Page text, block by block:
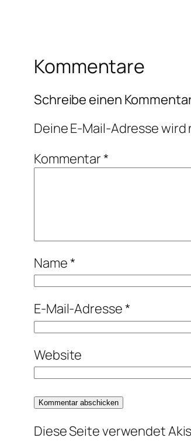
Kommentare
Schreibe einen
Deine E-Mail-Adresse
Kommentar*
Name*
E-Mail-Adresse*
Website
Diese Seite verwendet